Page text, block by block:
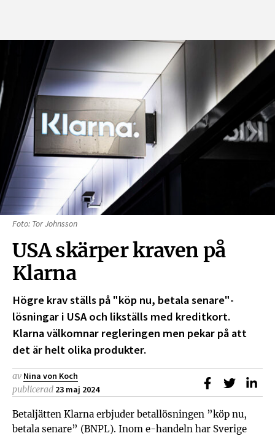
Foto: Tor Johnsson
USA skärper kraven på
Klarna
Högre krav ställs på "köp nu, betala senare"-
lösningar i USA och likställs med kreditkort.
Klarna välkomnar regleringen men pekar på att
det är helt olika produkter.
av Nina von Koch
publicerad 23 maj 2024
Dela påDela på
Betaljätten Klarna erbjuder betallösningen ”köp nu,
betala senare” (BNPL). Inom e-handeln har Sverige